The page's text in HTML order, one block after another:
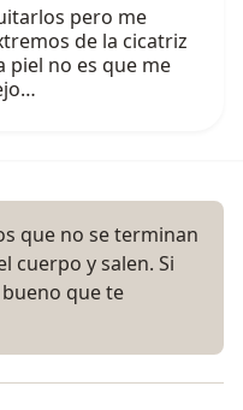
pero me
de la cicatriz
piel no es que me
que no se terminan
cuerpo y salen. Si
que te